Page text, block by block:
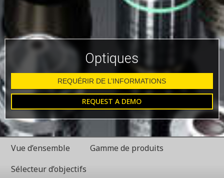
Optiques
REQUÉRIR DE L’INFORMATIONS
REQUEST A DEMO
Vue d’ensemble
Gamme de produits
Sélecteur d’objectifs